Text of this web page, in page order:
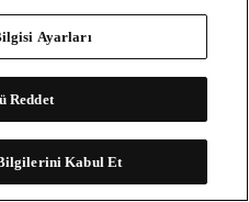
Ayarları
Reddet
Kabul Et